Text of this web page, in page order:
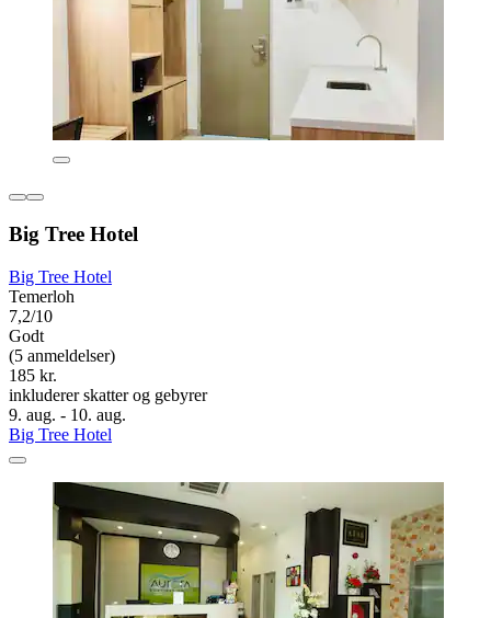
Big Tree Hotel
Big Tree Hotel
Temerloh
7,2/10
Godt
(5 anmeldelser)
185 kr.
inkluderer skatter og gebyrer
9. aug. - 10. aug.
Big Tree Hotel